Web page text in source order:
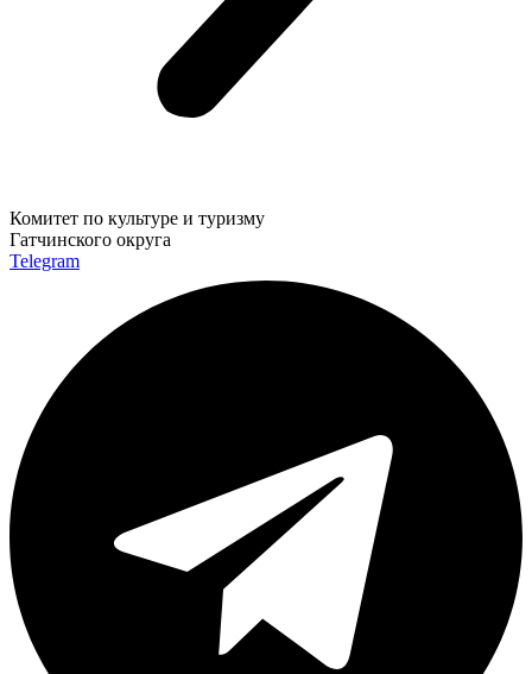
Комитет по культуре и туризму
Гатчинского округа
Telegram